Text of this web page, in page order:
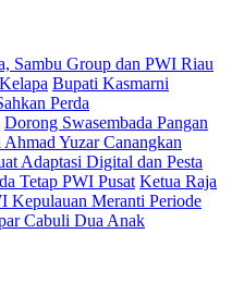
Sambu Group dan PWI Riau
Bupati Kasmarni
Perda
Dorong Swasembada Pangan
Yuzar Canangkan
Adaptasi Digital dan Pesta
Tetap PWI Pusat Ketua Raja
Kepulauan Meranti Periode
Cabuli Dua Anak